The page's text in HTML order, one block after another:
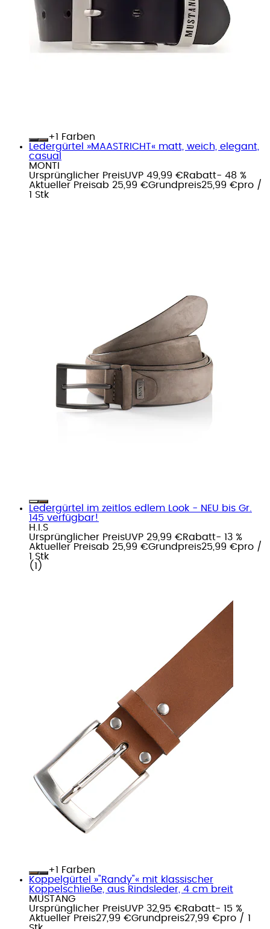
+
Farben
Ledergürtel »MAASTRICHT« matt, weich, elegant,
casual
MONTI
Ursprünglicher PreisUVP 49,99 €Rabatt- 48 %
Aktueller Preisab 25,99 €Grundpreis25,99 €pro /
1 Stk
Ledergürtel im zeitlos edlem Look - NEU bis Gr.
145 verfügbar!
H.I.S
Ursprünglicher PreisUVP 29,99 €Rabatt- 13 %
Aktueller Preisab 25,99 €Grundpreis25,99 €pro /
1 Stk
( 1 )
+
Farben
Koppelgürtel »"Randy"« mit klassischer
Koppelschließe, aus Rindsleder, 4 cm breit
MUSTANG
Ursprünglicher PreisUVP 32,95 €Rabatt- 15 %
Aktueller Preis27,99 €Grundpreis27,99 €pro / 1